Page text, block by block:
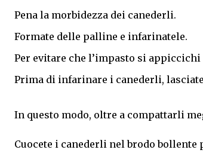
Pena la morbidezza dei canederli.
Formate delle palline e infarinatele.
Per evitare che l’impasto si
Prima di infarinare i canederli,
In questo modo, oltre a compattarli
Cuocete i canederli nel brodo bollente